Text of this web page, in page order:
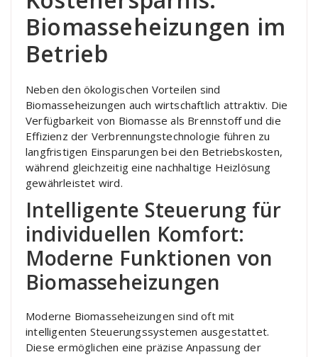
Biomasseheizungen im
Betrieb
Neben den ökologischen Vorteilen sind
Biomasseheizungen auch wirtschaftlich attraktiv. Die
Verfügbarkeit von Biomasse als Brennstoff und die
Effizienz der Verbrennungstechnologie führen zu
langfristigen Einsparungen bei den Betriebskosten,
während gleichzeitig eine nachhaltige Heizlösung
gewährleistet wird.
Intelligente Steuerung für
individuellen Komfort:
Moderne Funktionen von
Biomasseheizungen
Moderne Biomasseheizungen sind oft mit
intelligenten Steuerungssystemen ausgestattet.
Diese ermöglichen eine präzise Anpassung der